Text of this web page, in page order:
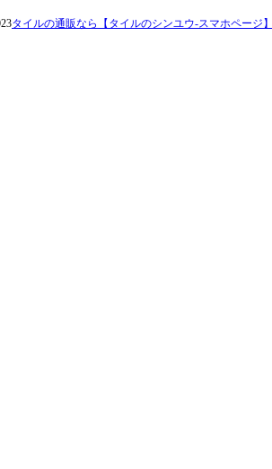
タイルの通販なら【タイルのシンユウ-スマホページ